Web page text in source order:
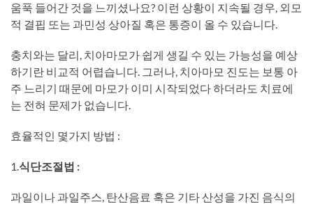
움푹 들어간 것을 느끼셨나요? 이런 상황이 지속될 경우, 외모
적 결핍 또는 과민성 상아질 혹은 통증이 올 수 있습니다.
충치와는 달리, 치아마모가 쉽게 생길 수 있는 가능성을 예상
하기란 비교적 어렵습니다. 그러나, 치아마모 진도는 보통 아
주 느리기 때문에 마모가 이미 시작되었다 하더라도 치료에
는 전혀 문제가 없습니다.
효율적인 몇가지 방법 :
1.식단조절법 :
과일이나 과일주스, 탄산음료 혹은 기타 산성을 가진 음식의